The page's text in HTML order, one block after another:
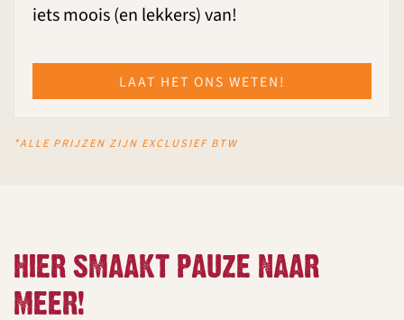
iets moois (en lekkers) van!
LAAT HET ONS WETEN!
*ALLE PRIJZEN ZIJN EXCLUSIEF BTW
HIER SMAAKT PAUZE NAAR
MEER!